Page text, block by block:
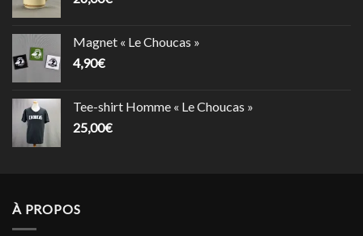
Magnet « Le Choucas »
4,90€
Tee-shirt Homme « Le Choucas »
25,00€
À PROPOS